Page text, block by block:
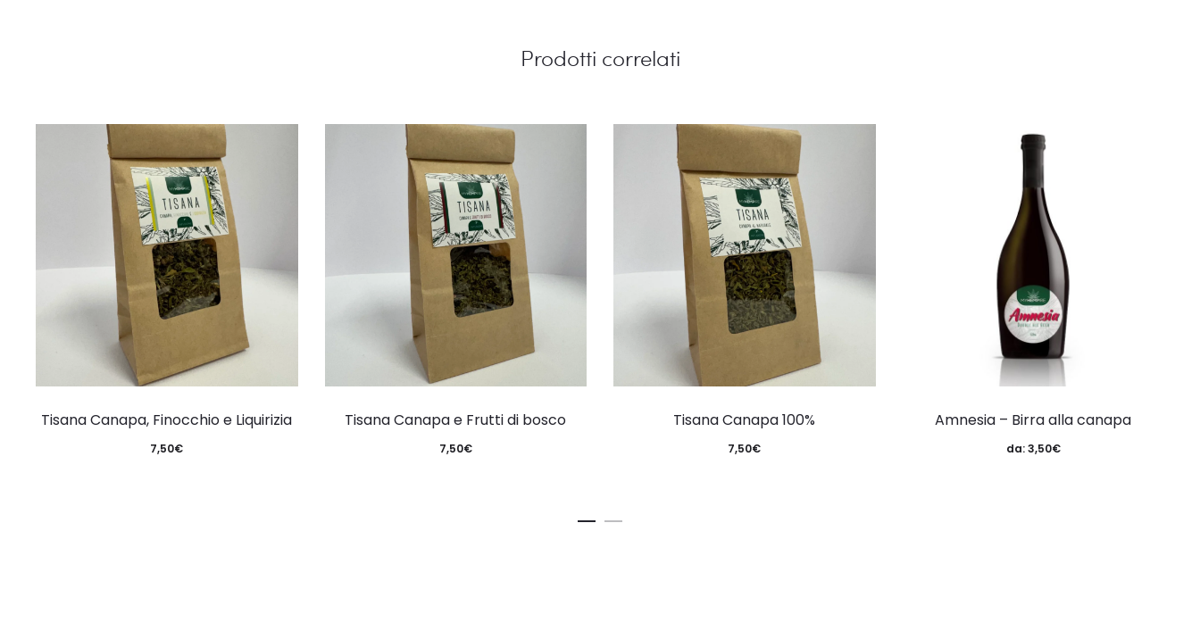
Prodotti correlati
Tisana Canapa, Finocchio e Liquirizia
7,50€
Tisana Canapa e Frutti di bosco
7,50€
Tisana Canapa 100%
7,50€
Amnesia – Birra alla canapa
da:3,50€